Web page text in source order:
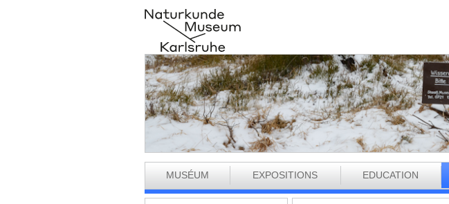
MUSÉUM EXPOSITIONS EDUCATION